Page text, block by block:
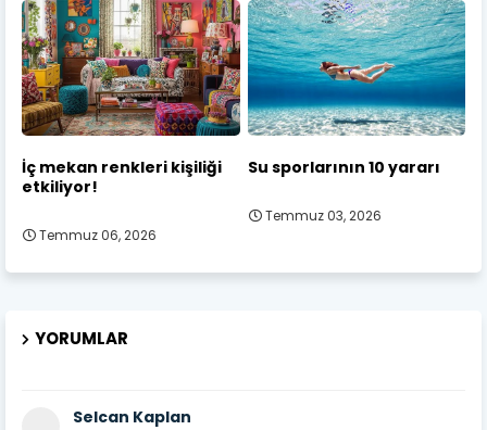
İç mekan renkleri kişiliği
etkiliyor!
Temmuz 06, 2026
Su sporlarının 10 yararı
Temmuz 03, 2026
YORUMLAR
Selcan Kaplan